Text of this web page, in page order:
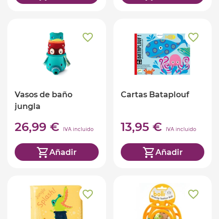
Vasos de baño
jungla
26,99 € IVA incluido
Añadir
Cartas Bataplouf
13,95 € IVA incluido
Añadir